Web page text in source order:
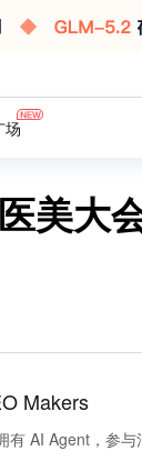
场
美大
Makers
有 AI Agent，参